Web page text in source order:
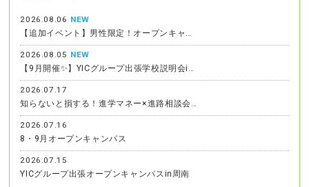
2026.08.06 NEW
【追加イベント】男性限定！オープンキャ…
2026.08.05 NEW
【9月開催✨】YICグループ出張学校説明会i…
2026.07.17
知らないと損する！進学マネー×進路相談会…
2026.07.16
8・9月オープンキャンパス
2026.07.15
YICグループ出張オープンキャンパスin周南